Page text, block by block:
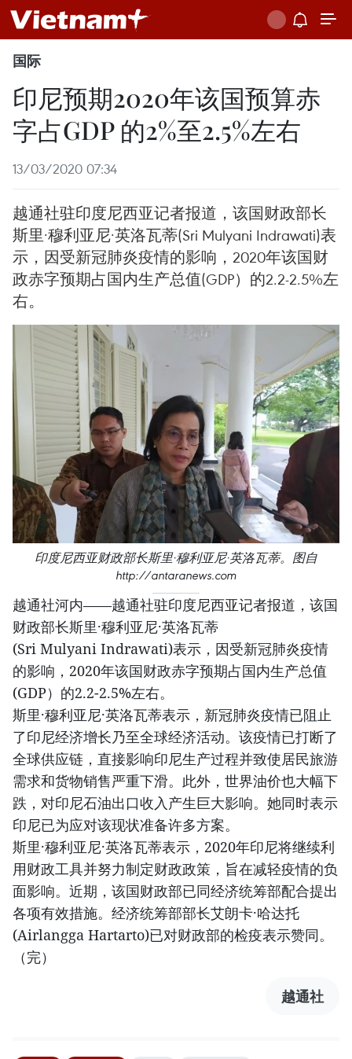
国际
印尼预期2020年该国预算赤
字占GDP 的2%至2.5%左右
13/03/2020 07:34
越通社驻印度尼西亚记者报道，该国财政部长
斯里·穆利亚尼·英洛瓦蒂(Sri Mulyani Indrawati)表
示，因受新冠肺炎疫情的影响，2020年该国财
政赤字预期占国内生产总值(GDP）的2.2-2.5%左
右。
印度尼西亚财政部长斯里·穆利亚尼·英洛瓦蒂。图自
http://antaranews.com
越通社河内——越通社驻印度尼西亚记者报道，该国
财政部长斯里·穆利亚尼·英洛瓦蒂
(Sri Mulyani Indrawati)表示，因受新冠肺炎疫情
的影响，2020年该国财政赤字预期占国内生产总值
(GDP）的2.2-2.5%左右。
斯里·穆利亚尼·英洛瓦蒂表示，新冠肺炎疫情已阻止
了印尼经济增长乃至全球经济活动。该疫情已打断了
全球供应链，直接影响印尼生产过程并致使居民旅游
需求和货物销售严重下滑。此外，世界油价也大幅下
跌，对印尼石油出口收入产生巨大影响。她同时表示
印尼已为应对该现状准备许多方案。
斯里·穆利亚尼·英洛瓦蒂表示，2020年印尼将继续利
用财政工具并努力制定财政政策，旨在减轻疫情的负
面影响。近期，该国财政部已同经济统筹部配合提出
各项有效措施。经济统筹部部长艾朗卡·哈达托
(Airlangga Hartarto)已对财政部的检疫表示赞同。
（完）
越通社